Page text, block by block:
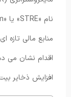
منابع مالی تازه
اقدام نشان می
افزایش ذخایر